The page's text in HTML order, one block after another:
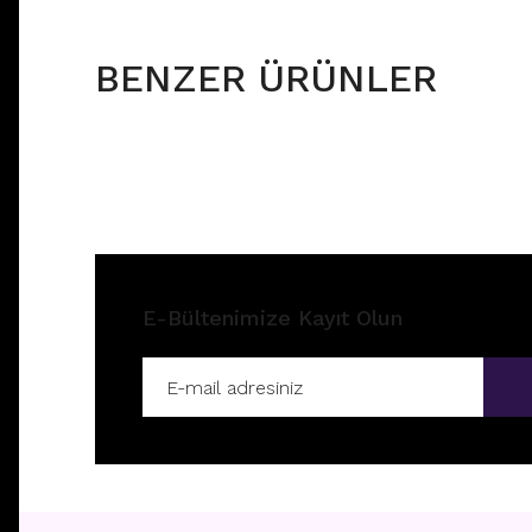
BENZER ÜRÜNLER
Fiyatları görebilmek içinüye girişi yapınız.
E-Bültenimize Kayıt Olun